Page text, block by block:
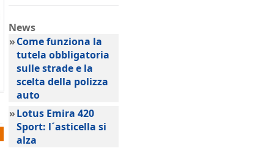
News
»Come funziona la
tutela obbligatoria
sulle strade e la
scelta della polizza
auto
»Lotus Emira 420
Sport: l´asticella si
alza